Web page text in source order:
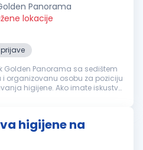
Panorama
lokacije
Golden Panorama sa sedištem
i organizovanu osobu za poziciju
higijene. Ako imate iskustvo
higijene na